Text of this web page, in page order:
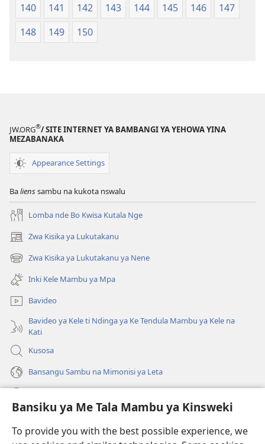
Bansiku ya Me Tala Mambu ya Kinsweki
To provide you with the best possible experience, we
140
141 142 143 144 145 146
147
148
149 150
JW.ORG®/ SITE INTERNET YA BAMBANGI YA YEHOWA YINA
MEZABANAKA
Appearance Settings
Balienssambu na kukota nswalu
Lomba nde Bo Kwisa Kutala Nge
Zwa Kisika ya Lukutakanu
(ke
kangula
lutiti
ya
mpa)
Zwa Kisika ya Lukutakanu ya Nene
(ke
kangula
lutiti
ya
mpa)
Inki Kele Mambu ya Mpa
Bavideo
Bavideo ya Kele ti Ndinga ya Ke Tendula Mambu ya Kele na
Kati
Kusosa
Bansangu Sambu na Mimonisi ya Leta
(ke
kangula